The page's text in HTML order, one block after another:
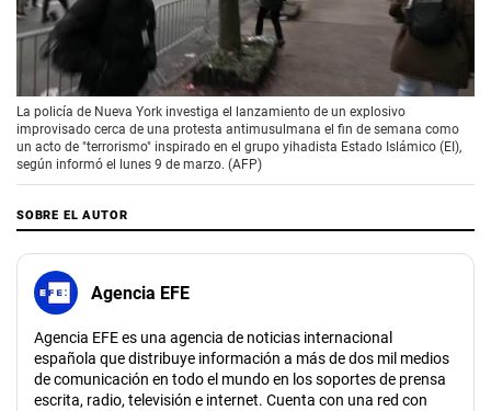
01:03
La policía de Nueva York investiga el lanzamiento de un explosivo
improvisado cerca de una protesta antimusulmana el fin de semana como
un acto de "terrorismo" inspirado en el grupo yihadista Estado Islámico (EI),
según informó el lunes 9 de marzo. (AFP)
SOBRE EL AUTOR
Agencia EFE
Agencia EFE es una agencia de noticias internacional
española que distribuye información a más de dos mil medios
de comunicación en todo el mundo en los soportes de prensa
escrita, radio, televisión e internet. Cuenta con una red con